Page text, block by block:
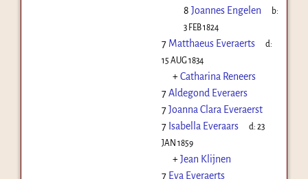
8 Joannes Engelen
b:
3 FEB 1824
7 Matthaeus Everaerts
d:
15 AUG 1834
+Catharina Reneers
7Aldegond Everaers
7Joanna Clara Everaerst
7 Isabella Everaars d:23
JAN 1859
+Jean Klijnen
7 Eva Everaerts